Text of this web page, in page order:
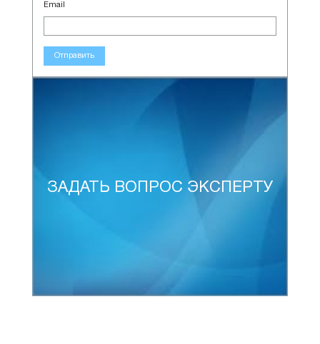
Email
Отправить
ЗАДАТЬ ВОПРОС ЭКСПЕРТУ